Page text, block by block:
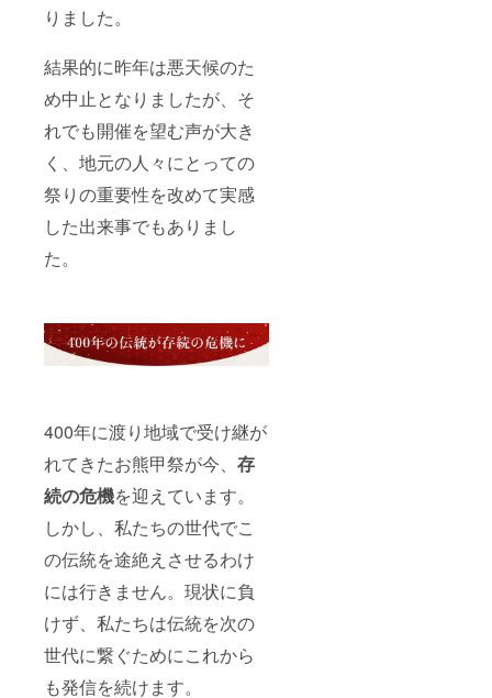
りました。
結果的に昨年は悪天候のた
め中止となりましたが、そ
れでも開催を望む声が大き
く、地元の人々にとっての
祭りの重要性を改めて実感
した出来事でもありまし
た。
400年に渡り地域で受け継が
れてきたお熊甲祭が今、 存
続の危機を迎えています。
しかし、私たちの世代でこ
の伝統を途絶えさせるわけ
には行きません。現状に負
けず、私たちは伝統を次の
世代に繋ぐためにこれから
も発信を続けます。